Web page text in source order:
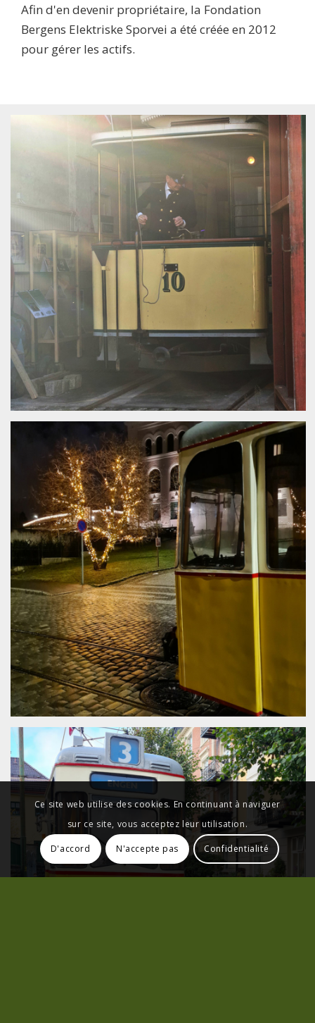
Afin d'en devenir propriétaire, la Fondation
Bergens Elektriske Sporvei a été créée en 2012
pour gérer les actifs.
Ce site web utilise des cookies. En continuant à naviguer
sur ce site, vous acceptez leur utilisation.
D'accord N'accepte pas Confidentialité